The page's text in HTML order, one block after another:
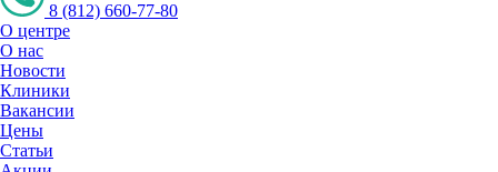
8 (812) 660-77-80
О центре
О нас
Новости
Клиники
Вакансии
Цены
Статьи